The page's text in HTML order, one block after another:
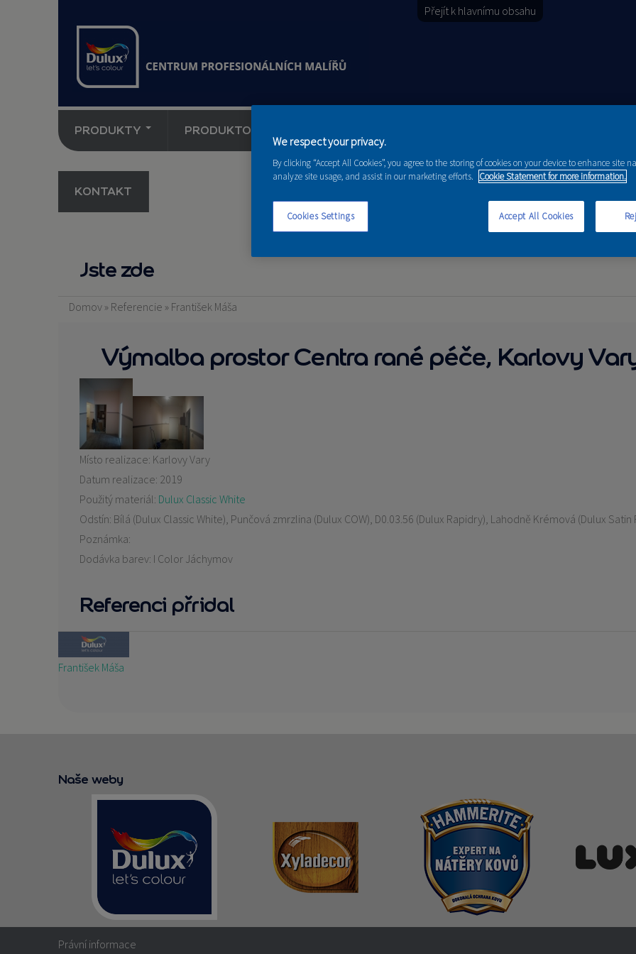
Přejít k hlavnímu obsahu
PRODUKTY PRODUKTOVÉ NOVINKY
KONTAKT
Jste zde
Domov » Referencie » František Máša
Výmalba prostor Centra rané péče, Karlovy
Místo realizace: Karlovy Vary
Datum realizace: 2019
Použitý materiál: Dulux Classic White
Odstín: Bílá (Dulux Classic White), Punčová zmrzlina (Dulux COW), D0.03.56 (Dulux Rapidry), Lahodně Krémová (Dulux Satin
Poznámka:
Dodávka barev: I Color Jáchymov
Referenci přridal
František Máša
Naše weby
Právní informace
We respect your privacy.
By clicking “Accept All Cookies”, you agree to the storing of cookies on your device to enhance site
analyze site usage, and assist in our marketing efforts. Cookie Statement for more information.
Cookies Settings Accept All Cookies